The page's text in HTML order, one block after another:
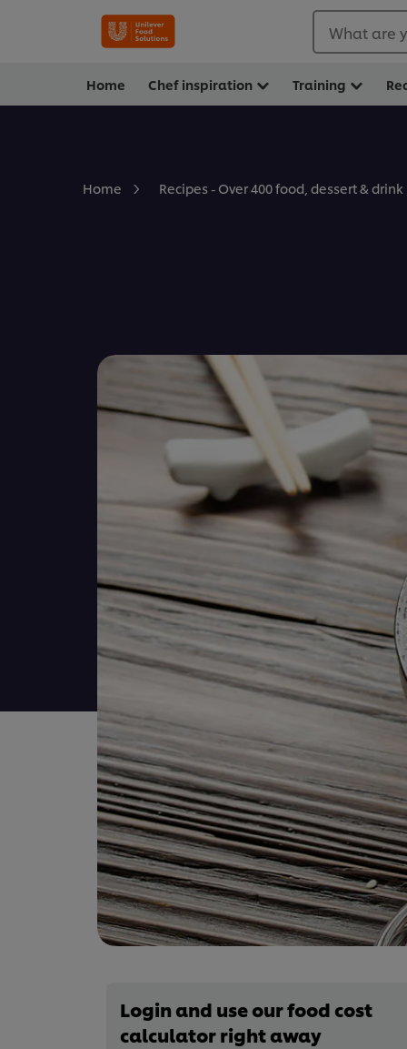
What are
Home Chef inspiration Training
Home Recipes - Over 400 food, dessert &
Login and use our food cost
calculator right away